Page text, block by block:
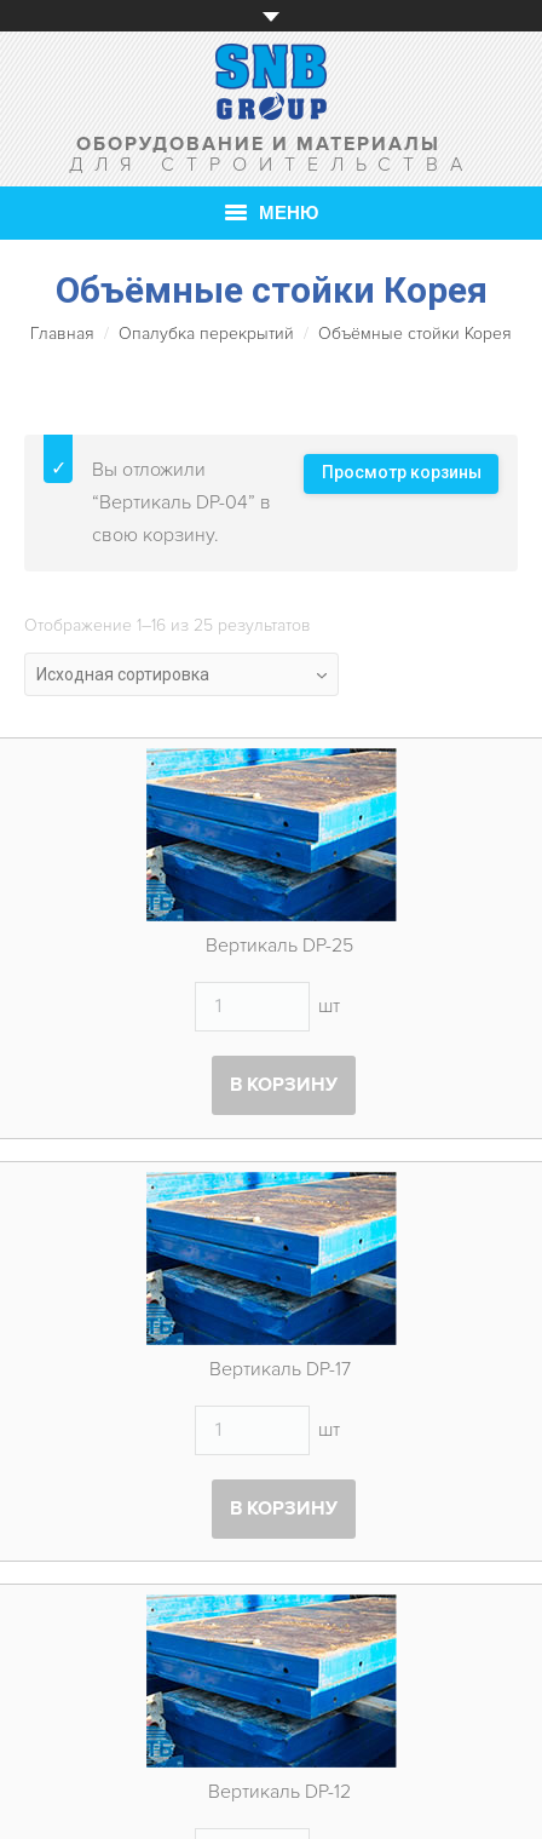
ОБОРУДОВАНИЕ И МАТЕРИАЛЫ
ДЛЯ СТРОИТЕЛЬСТВА
МЕНЮ
ГЛАВНАЯ
О КОМПАНИИ
АКЦИИ
ОБЪЕКТЫ
Объёмные стойки Корея
Главная Опалубка перекрытий Объёмные стойки Корея
Просмотр корзины
Вы отложили
“Вертикаль DP-04” в
свою корзину.
Отображение 1–16 из 25 результатов
Исходная сортировка
Вертикаль DP-25
шт
В КОРЗИНУ
Вертикаль DP-17
шт
В КОРЗИНУ
Вертикаль DP-12